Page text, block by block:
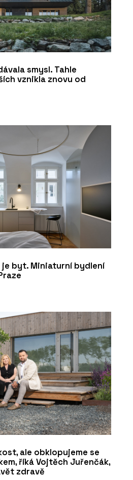
smysl. Tahle
vznikla znovu od
byt. Miniaturní bydlení
ale obklopujeme se
říká Vojtěch Juřenčák,
zdravě